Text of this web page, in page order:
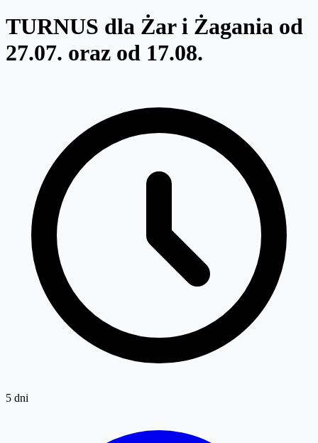
TURNUS dla Żar i Żagania od
27.07. oraz od 17.08.
5 dni